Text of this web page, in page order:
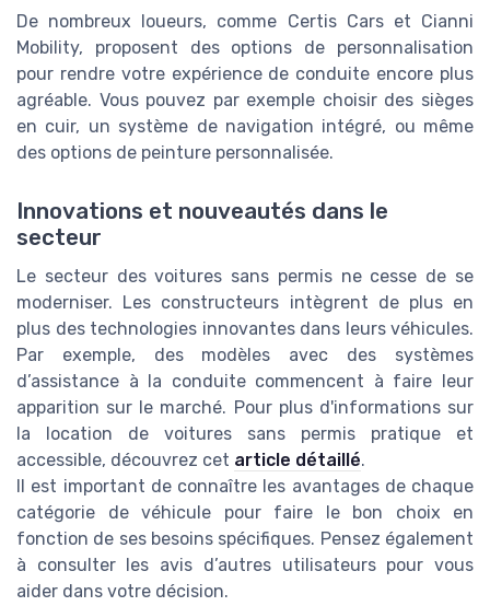
De nombreux loueurs, comme Certis Cars et Cianni
Mobility, proposent des options de personnalisation
pour rendre votre expérience de conduite encore plus
agréable. Vous pouvez par exemple choisir des sièges
en cuir, un système de navigation intégré, ou même
des options de peinture personnalisée.
Innovations et nouveautés dans le
secteur
Le secteur des voitures sans permis ne cesse de se
moderniser. Les constructeurs intègrent de plus en
plus des technologies innovantes dans leurs véhicules.
Par exemple, des modèles avec des systèmes
d’assistance à la conduite commencent à faire leur
apparition sur le marché. Pour plus d'informations sur
la location de voitures sans permis pratique et
accessible, découvrez cet article détaillé.
Il est important de connaître les avantages de chaque
catégorie de véhicule pour faire le bon choix en
fonction de ses besoins spécifiques. Pensez également
à consulter les avis d’autres utilisateurs pour vous
aider dans votre décision.